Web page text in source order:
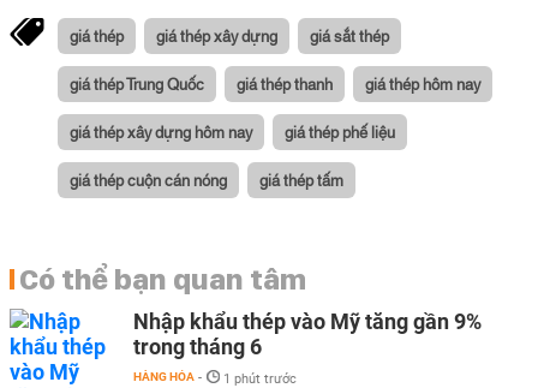
giá thép giá thép xây dựng giá sắt thép
giá thép Trung Quốc giá thép thanh giá thép hôm nay
giá thép xây dựng hôm nay giá thép phế liệu
giá thép cuộn cán nóng giá thép tấm
Có thể bạn quan tâm
Nhập khẩu thép vào Mỹ tăng gần 9%
trong tháng 6
HÀNG HÓA - 1 phút trước